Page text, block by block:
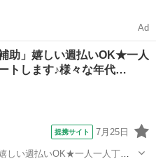
Ad
助」嬉しい週払いOK★一人
トします♪様々な年代…
提携サイト 7月25日
しい週払いOK★一人一人丁寧